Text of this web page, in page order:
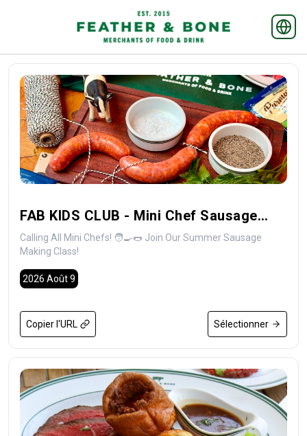
FAB KIDS CLUB - Mini Chef Sausage
Making Class (CLASS ONLY)
Calling All Mini Chefs! 🧑‍🍳🌭 Join Our Summer Sausage
Making Class!
2026 Août 9
Copier l'URL Sélectionner